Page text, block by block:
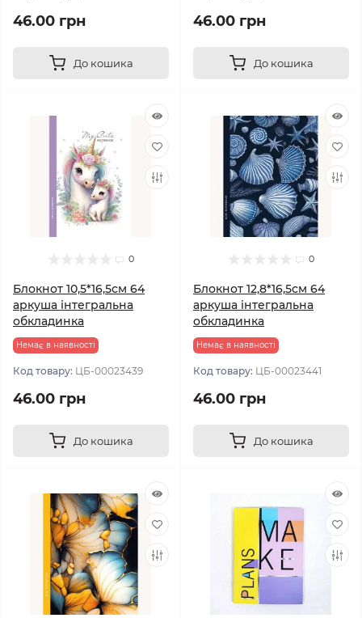
46.00 грн
До кошика
46.00 грн
До кошика
0
Блокнот 10,5*16,5см 64
аркуша інтегральна
обкладинка
Немає в наявності
Код товару: ЦБ-00023439
46.00 грн
До кошика
0
Блокнот 12,8*16,5см 64
аркуша інтегральна
обкладинка
Немає в наявності
Код товару: ЦБ-00023441
46.00 грн
До кошика